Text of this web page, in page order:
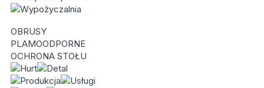
OBRUSY
PLAMOODPORNE
OCHRONA STOŁU